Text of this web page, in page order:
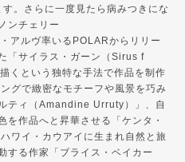
。さらに一度見たら病みつきにな
ンチェリー
アルヴ率いるPOLARからリリー
「サイラス・ガーン（Sirus f
くという独特な手法で作品を制作
グで緻密なモチーフや風景を巧み
ティ（Amandine Urruty）」、自
を作品へと昇華させる「ケンタ・
ワイ・カウアイに生まれ自然と旅
する作家「ブライス・ベイカー